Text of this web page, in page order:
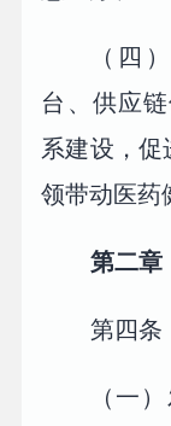
（四
台、供应
系建设，促
领带动医药
第二
第四
（一